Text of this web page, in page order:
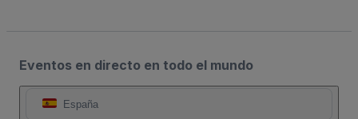
Eventos en directo en todo el mundo
España